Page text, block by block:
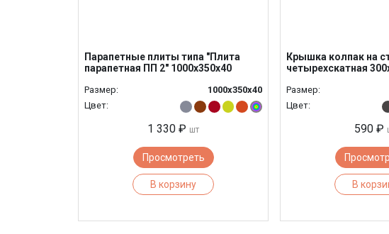
Парапетные плиты типа "Плита
парапетная ПП 2" 1000х350х40
Размер:
1000х350х40
Цвет:
1 330 ₽ шт
Просмотреть
В корзину
Крышка колпак на
четырехскатная
Размер:
Цвет:
590 ₽
В